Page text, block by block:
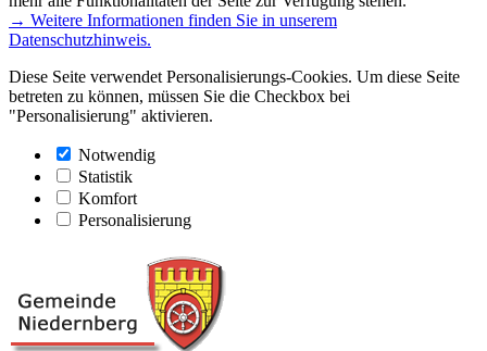
→ Weitere Informationen finden Sie in unserem
Datenschutzhinweis.
Diese Seite verwendet Personalisierungs-Cookies. Um diese Seite
betreten zu können, müssen Sie die Checkbox bei
"Personalisierung" aktivieren.
Notwendig
Statistik
Komfort
Personalisierung